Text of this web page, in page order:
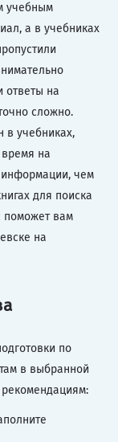
учебным
а в учебниках
ответы на
сложно.
в учебниках,
на
информации, чем
для поиска
поможет вам
на
по
в выбранной